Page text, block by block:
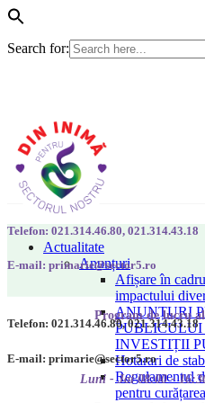
Search for:
Actualitate
Anunțuri
Afișare în
impactului
ANUNȚURI
PUBLICULUI
INVESTIȚII
Hotarari de
Regulamentul
pentru
Telefon: 021.314.46.80, 021.314.43.18
E-mail: primarie@sector5.ro
Program de lucru
Luni - Joi 08:00 -
Telefon: 021.314.46.80, 021.314.43.18
E-mail: primarie@sector5.ro